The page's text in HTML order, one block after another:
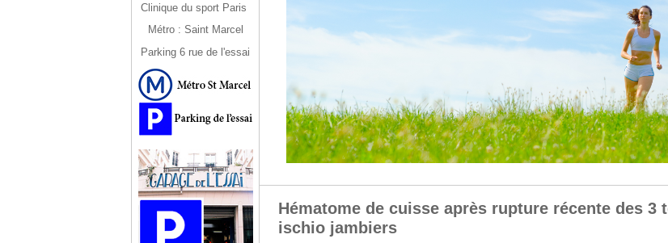
Clinique du sport Paris
Métro : Saint Marcel
Parking 6 rue de l'essai
Hématome de cuisse après rupture récente des 3
ischio jambiers